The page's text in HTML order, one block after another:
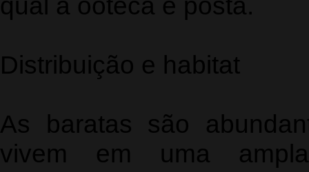
Distribuição e habitat
As baratas são
vivem em uma